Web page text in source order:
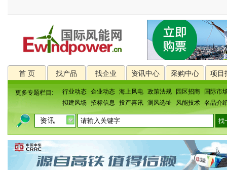
首 页 找产品 找企业 资讯中心 采购中心 项目
更多专题栏目: 行业动态 企业动态 海上风电 政策法规 园区招商
国际市
拟建风场
招标信息 投产喜讯 测风选址 风能技术 名品介